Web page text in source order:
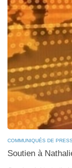
COMMUNIQUÉS DE
Soutien à